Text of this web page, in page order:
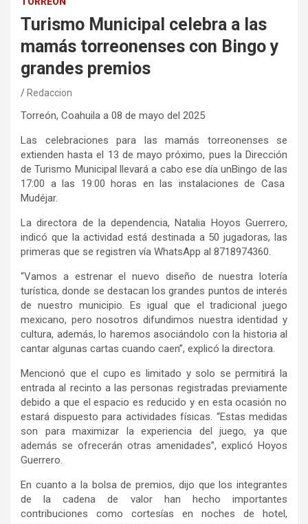
Turismo Municipal celebra a las
mamás torreonenses con Bingo y
grandes premios
Redaccion
Torreón, Coahuila a 08 de mayo de 2025
Las celebraciones para las mamás torreonenses se
extienden hasta el 13 de mayopróximo, pues la Dirección
de Turismo Municipal llevaráa cabo ese díaunBingo de las
17:00 alas 19:00 horas en las instalaciones de Casa
Mudéjar.
La directora de la dependencia, Natalia Hoyos Guerrero,
indicó que la actividadestá destinada a 50 jugadoras, las
primeras que se registren vía WhatsApp al 8718974360.
“Vamos a estrenar el nuevo diseño de nuestra lotería
turística, donde se destacan los grandes puntos de interés
de nuestro municipio. Es igual que el tradicional juego
mexicano, pero nosotros difundimos nuestra identidad y
cultura, además, lo haremos asociándolo con la historia al
cantar algunas cartas cuando caen”, explicó la directora.
Mencionó que el cupo es limitado ysolo se permitirá la
entrada al recinto a las personas registradas previamente
debido a que el espacio es reducido y en esta ocasión no
estará dispuesto para actividades físicas. “Estas medidas
son para maximizar la experiencia del juego, ya que
además se ofrecerán otras amenidades”, explicó Hoyos
Guerrero.
En cuanto a la bolsa de premios, dijo que los integrantes
de la cadena de valor han hecho importantes
contribuciones como cortesías en noches de hotel,